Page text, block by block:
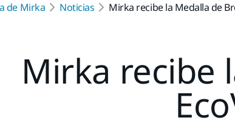
de Mirka Noticias Mirka recibe la Medalla de
Mirka recibe